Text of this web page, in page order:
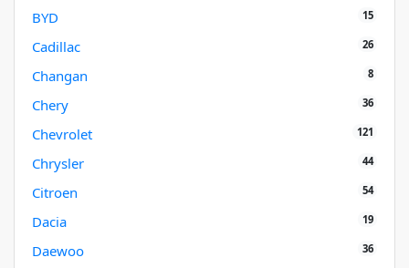
BYD 15
Cadillac 26
Changan 8
Chery 36
Chevrolet 121
Chrysler 44
Citroen 54
Dacia 19
Daewoo 36